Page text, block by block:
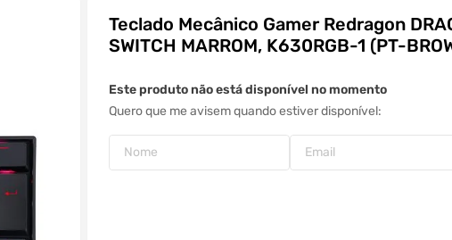
Teclado Mecânico Gamer Redragon
SWITCH MARROM, K630RGB-1 (PT-
Este produto não está disponível no momento
Quero que me avisem quando estiver disponível